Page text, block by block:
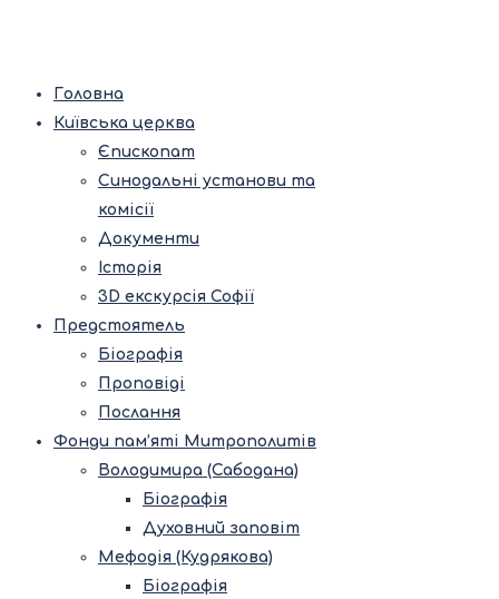
Головна
Київська церква
Єпископат
Синодальні установи та
комісії
Документи
Історія
3D екскурсія Софії
Предстоятель
Біографія
Проповіді
Послання
Фонди пам’яті Митрополитів
Володимира (Сабодана)
Біографія
Духовний заповіт
Мефодія (Кудрякова)
Біографія